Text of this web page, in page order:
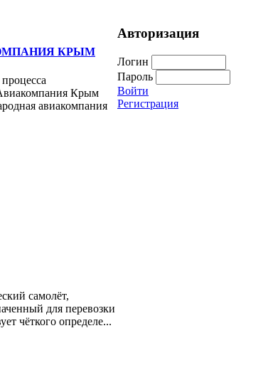
КРЫМ
Крым
авиакомпания
самолёт,
для перевозки
чёткого определе...
Авторизация
Логин
Пароль
Войти
Регистрация